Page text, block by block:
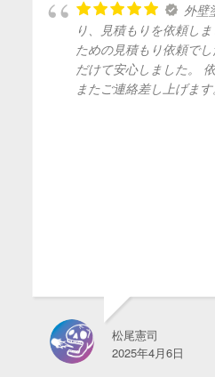
外壁
り、見積もりを依頼し
ための見積もり依頼で
だけて安心しました。
またご連絡差し上げます
松尾憲司
2025年4月6日